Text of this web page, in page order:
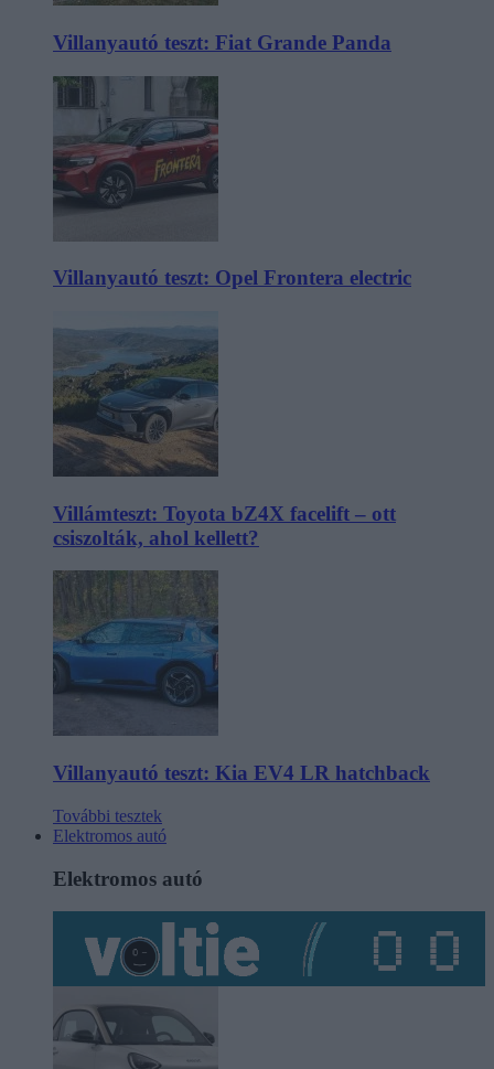
Villanyautó teszt: Fiat Grande Panda
Villanyautó teszt: Opel Frontera electric
Villámteszt: Toyota bZ4X facelift – ott
csiszolták, ahol kellett?
Villanyautó teszt: Kia EV4 LR hatchback
További tesztek
Elektromos autó
Elektromos autó